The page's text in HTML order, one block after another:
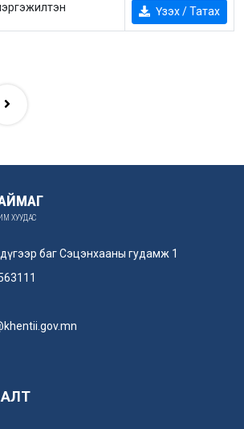
Үзэх / Татах
ХУУДАС
баг Сэцэнхааны гудамж 1